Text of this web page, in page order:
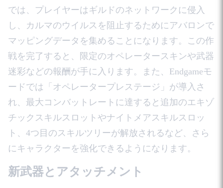
では、プレイヤーはギルドのネットワークに侵入
し、カルマのウイルスを阻止するためにアバロンで
マッピングデータを集めることになります。この作
戦を完了すると、限定のオペレータースキンや武器
迷彩などの報酬が手に入ります。また、Endgameモ
ードでは「オペレータープレステージ」が導入さ
れ、最大コンバットレートに達すると追加のエキゾ
チックスキルスロットやナイトメアスキルスロッ
ト、4つ目のスキルツリーが解放されるなど、さら
にキャラクターを強化できるようになります。
新武器とアタッチメント